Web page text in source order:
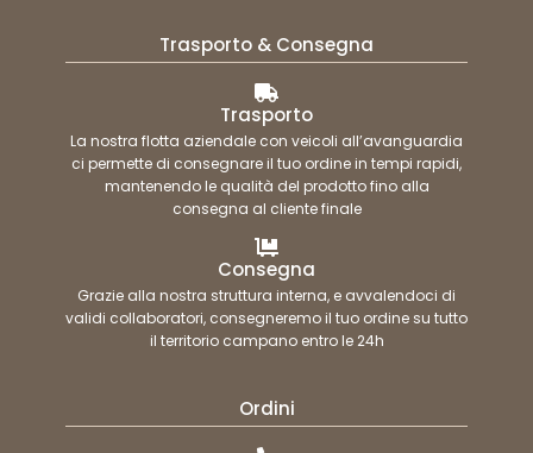
Trasporto & Consegna
Trasporto
La nostra flotta aziendale con veicoli all’avanguardia
ci permette di consegnare il tuo ordine in tempi rapidi,
mantenendo le qualità del prodotto fino alla
consegna al cliente finale
Consegna
Grazie alla nostra struttura interna, e avvalendoci di
validi collaboratori, consegneremo il tuo ordine su tutto
il territorio campano entro le 24h
Ordini